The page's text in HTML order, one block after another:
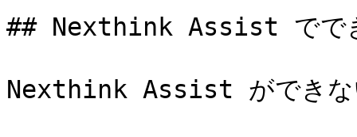
## Nexthink Assist でで
Nexthink Assist ができな